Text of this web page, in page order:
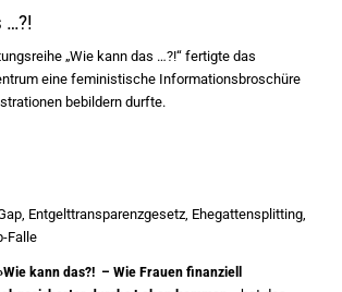
…?!
„Wie kann das …?!“ fertigte das
eine feministische Informationsbroschüre
bebildern durfte.
Entgelttransparenzgesetz, Ehegattensplitting,
Falle
kann das?! – Wie Frauen finanziell